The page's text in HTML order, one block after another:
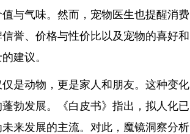
与气味。然而，宠物医生也提醒消费
誉、价格与性价比以及宠物的喜好和
建议。
是动物，更是家人和朋友。这种变化
勃发展。《白皮书》指出，拟人化已
来发展的主流。对此，魔镜洞察分析